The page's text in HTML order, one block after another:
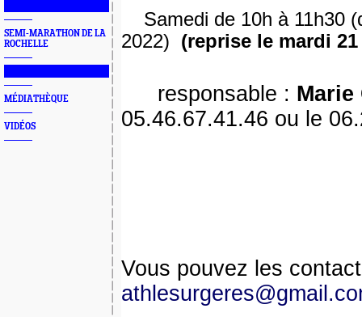
███████████████
SEMI-MARATHON DE LA
ROCHELLE
███████████████
MÉDIATHÈQUE
VIDÉOS
Samedi de 10h à 11h30
2022) (reprise le mardi
responsable : Marie
05.46.67.41.46 ou le
Vous pouvez les